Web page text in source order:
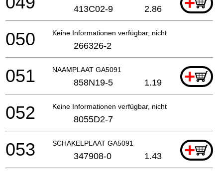
413C02-9 2.86
Keine Informationen verfügbar, nicht bestellbar
050 266326-2
NAAMPLAAT GA5091 +
051 858N19-5 1.19
Keine Informationen verfügbar, nicht bestellbar
052 8055D2-7
SCHAKELPLAAT GA5091 +
053 347908-0 1.43